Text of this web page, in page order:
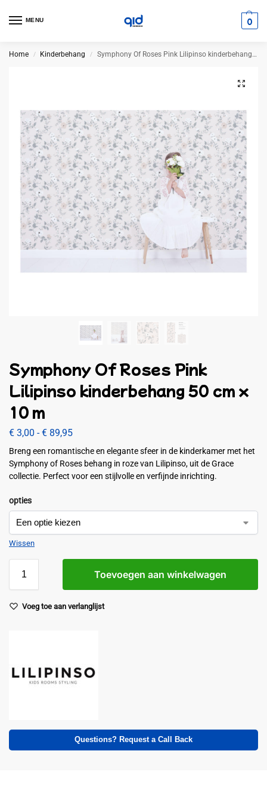
MENU 0
Home / Kinderbehang / Symphony Of Roses Pink Lilipinso kinderbehang 50 cm x 10 m
Symphony Of Roses Pink
Lilipinso kinderbehang 50 cm x
10 m
€ 3,00 - € 89,95
Breng een romantische en elegante sfeer in de kinderkamer met het
Symphony of Roses behang in roze van Lilipinso, uit de Grace
collectie. Perfect voor een stijlvolle en verfijnde inrichting.
opties
Wissen
Toevoegen aan winkelwagen
Voeg toe aan verlanglijst
Questions? Request a Call Back